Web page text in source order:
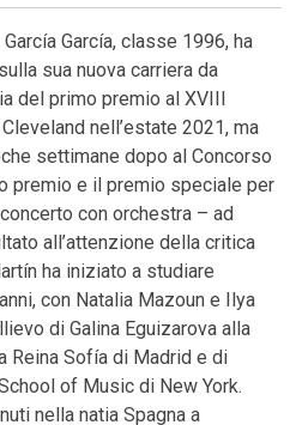
García, classe 1996, ha
sua nuova carriera da
del primo premio al XVIII
nell’estate 2021, ma
settimane dopo al Concorso
premio e il premio speciale per
con orchestra – ad
all’attenzione della critica
ha iniziato a studiare
con Natalia Mazoun e Ilya
di Galina Eguizarova alla
Reina Sofía di Madrid e di
of Music di New York.
nella natia Spagna a